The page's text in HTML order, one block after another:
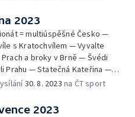
2023
= multiúspěšné Česko —
s Kratochvílem — Vyvalte
a broky v Brně — Švédi
Prahu — Statečná Kateřina —
30. 8. 2023 na ČT sport
2023